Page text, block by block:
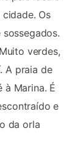
Os
verdes,
A praia de
à Marina. É
e
da orla